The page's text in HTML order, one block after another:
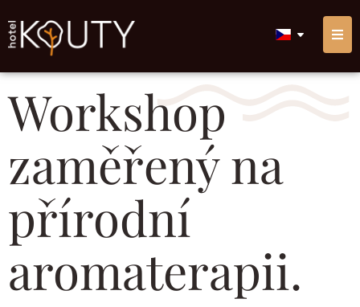
Workshop
zaměřený na
přírodní
aromaterapii.